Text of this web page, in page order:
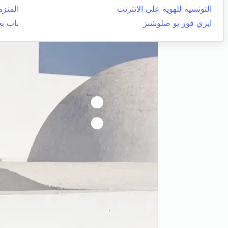
التونسية للهوية على الانترنت
ايزي فور يو صلوشنز
باب